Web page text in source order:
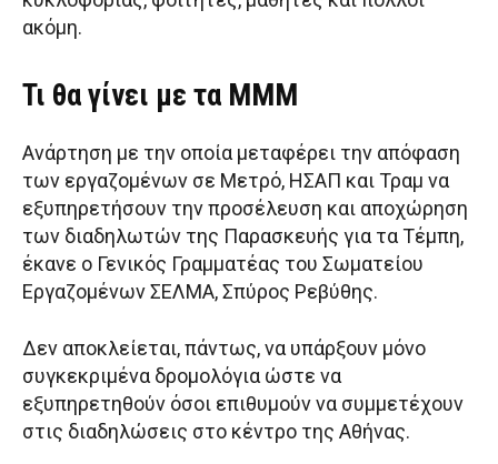
ακόμη.
Τι θα γίνει με τα ΜΜΜ
Ανάρτηση με την οποία μεταφέρει την απόφαση
των εργαζομένων σε Μετρό, ΗΣΑΠ και Τραμ να
εξυπηρετήσουν την προσέλευση και αποχώρηση
των διαδηλωτών της Παρασκευής για τα Τέμπη,
έκανε ο Γενικός Γραμματέας του Σωματείου
Εργαζομένων ΣΕΛΜΑ, Σπύρος Ρεβύθης.
Δεν αποκλείεται, πάντως, να υπάρξουν μόνο
συγκεκριμένα δρομολόγια ώστε να
εξυπηρετηθούν όσοι επιθυμούν να συμμετέχουν
στις διαδηλώσεις στο κέντρο της Αθήνας.